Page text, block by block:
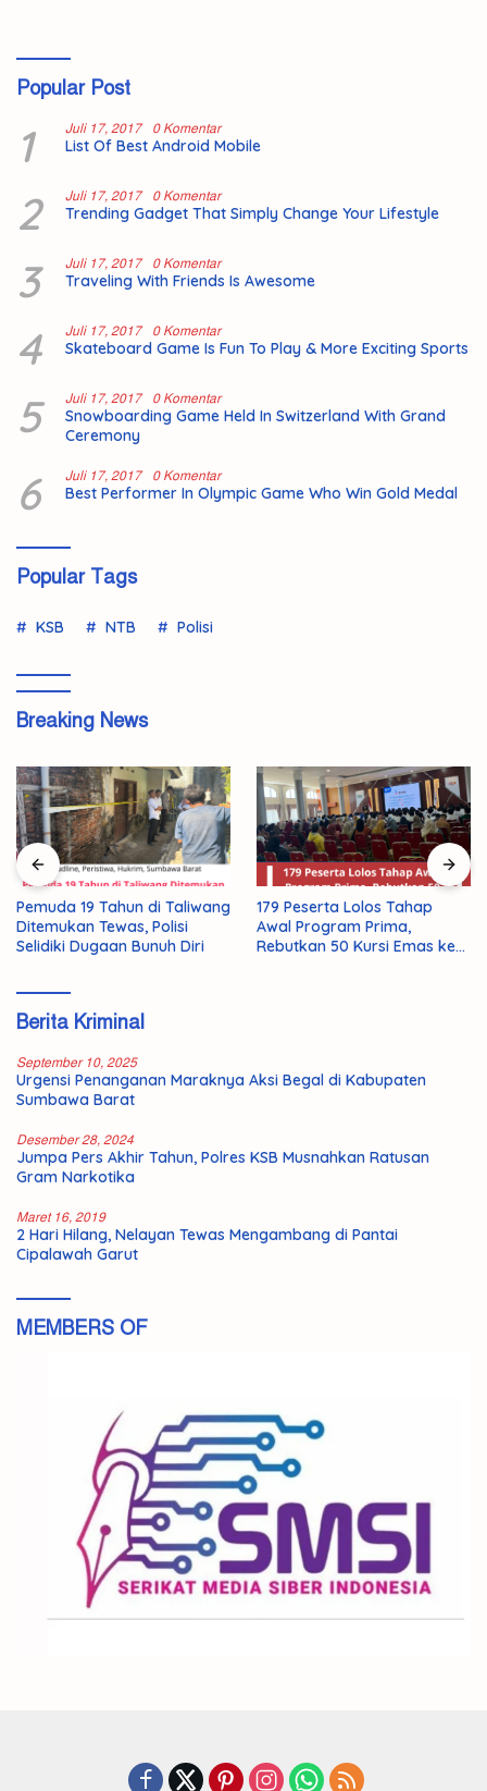
Popular Post
1 Juli 17, 2017 0 Komentar
List Of Best Android Mobile
2 Juli 17, 2017 0 Komentar
Trending Gadget That Simply Change Your Lifestyle
3 Juli 17, 2017 0 Komentar
Traveling With Friends Is Awesome
4 Juli 17, 2017 0 Komentar
Skateboard Game Is Fun To Play & More Exciting Sports
5 Juli 17, 2017 0 Komentar
Snowboarding Game Held In Switzerland With Grand
Ceremony
6 Juli 17, 2017 0 Komentar
Best Performer In Olympic Game Who Win Gold Medal
Popular Tags
KSB NTB Polisi
Breaking News
Pemuda 19 Tahun di Taliwang
Ditemukan Tewas, Polisi
Selidiki Dugaan Bunuh Diri
179 Peserta Lolos Tahap
Awal Program Prima,
Rebutkan 50 Kursi Emas ke
Berita Kriminal
September 10, 2025
Urgensi Penanganan Maraknya Aksi Begal di Kabupaten
Sumbawa Barat
Desember 28, 2024
Jumpa Pers Akhir Tahun, Polres KSB Musnahkan Ratusan
Gram Narkotika
Maret 16, 2019
2 Hari Hilang, Nelayan Tewas Mengambang di Pantai
Cipalawah Garut
MEMBERS OF